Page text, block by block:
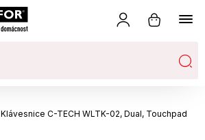
Klávesnice C-TECH WLTK-02, Dual, Touchpad